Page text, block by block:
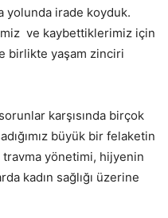
yolunda irade koyduk.
ve kaybettiklerimiz için
birlikte yaşam zinciri
karşısında birçok
büyük bir felaketin
yönetimi, hijyenin
kadın sağlığı üzerine